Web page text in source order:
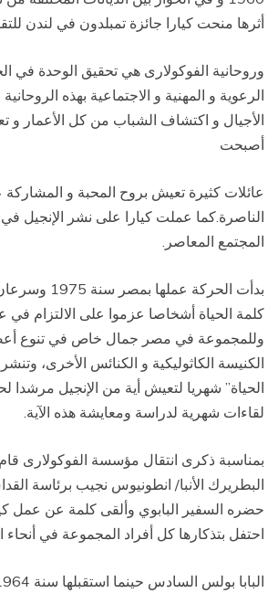
أثرها منحت كيارا جائزة تمبلدون في لندن
وروحانية الفوكولارى هي تحقيق الوحدة في
الرعوية و المهنية و الاجتماعية بهذه
الأجيال و اكتشاف الشباب من كل الأعمار و
أصبحت
عائلات كثيرة تعيش بروح المحبة و المشاركة
الناصرة.كما عملت كيارا على نشر الإنجيل
المجتمع المعاصر.
بدأت الحركة
كلمة الحياة أشخاصا عزموا على الالتزام في
وللمجموعة في مصر جمال خاص في تنوع
الكنيسة الكاثوليكية و الكنائس الأخرى،
الحياة” شهريا لتعيش أية من الإنجيل مرشدا
لقاءات شهرية لدراسة ومعايشة هذه الآية.
بمناسبة ذكرى انتقال مؤسسة الفوكولارى قام
البطريرك الأنبا/ انطونيوس نجيب برئاسة
حضره السفير البابوي وألقى كلمة عن عمل
احتفل بتذكارها كل أفراد المجموعة في أنحاء